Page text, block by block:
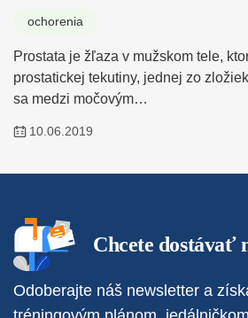
ochorenia
Prostata je žľaza v mužskom tele,
prostatickej tekutiny, jednej zo
sa medzi močovým…
10.06.2019
Chcete dostávať
Odoberajte náš newsletter a